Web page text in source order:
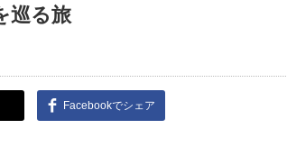
巡る旅
Facebookでシェア